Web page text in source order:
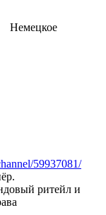
Немецкое
59937081/
ритейл и